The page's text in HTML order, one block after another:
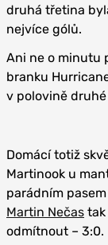
druhá třetina
nejvíce gólů.
Ani ne o minutu
branku
v polovině
Domácí totiž
Martinook u
parádním
Martin Nečas tak
odmítnout – 3:0.